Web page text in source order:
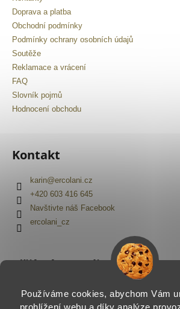
Používáme cookies, abychom Vám
prohlížení webu a díky analýze
Doprava a platba
Obchodní podmínky
Podmínky ochrany osobních údajů
Soutěže
Reklamace a vrácení
FAQ
Slovník pojmů
Hodnocení obchodu
Kontakt
karin@ercolani.cz
+420 603 416 645
Navštivte náš Facebook
ercolani_cz
Přijímáme online platby